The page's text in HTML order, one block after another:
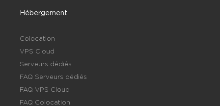
Hébergement
Colocation
VPS Cloud
Serveurs dédiés
FAQ Serveurs dédiés
FAQ VPS Cloud
FAQ Colocation